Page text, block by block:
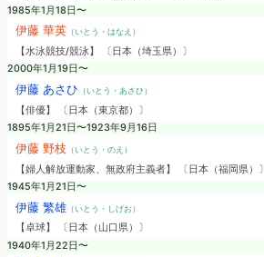
1985年1月18日〜
伊藤 華英（いとう・はなえ）
【水泳競技/競泳】 〔日本（埼玉県）〕
2000年1月19日〜
伊藤 あさひ （いとう・あさひ）
【俳優】 〔日本（東京都）〕
1895年1月21日〜1923年9月16日
伊藤 野枝（いとう・のえ）
【婦人解放運動家、無政府主義者】 〔日本（福岡県）〕
1945年1月21日〜
伊藤 繁雄（いとう・しげお）
【卓球】 〔日本（山口県）〕
1940年1月22日〜